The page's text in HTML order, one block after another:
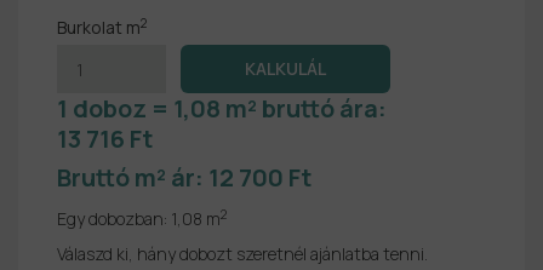
Burkolat m2
1 doboz = 1,08 m² bruttó ára:
13 716 Ft
Bruttó m² ár: 12 700 Ft
Egy dobozban: 1,08 m2
Válaszd ki, hány dobozt szeretnél ajánlatba tenni.